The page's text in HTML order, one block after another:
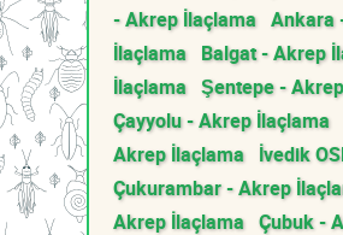
- Akrep İlaçlama Ankara
İlaçlama Balgat - Akrep
İlaçlama Şentepe -
Çayyolu - Akrep İlaçlama
Akrep İlaçlama İvedik
Çukurambar - Akrep
Akrep İlaçlama Çubuk -